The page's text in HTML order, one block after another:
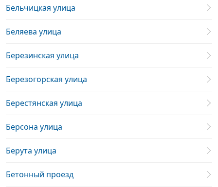
Бельчицкая улица
Беляева улица
Березинская улица
Березогорская улица
Берестянская улица
Берсона улица
Берута улица
Бетонный проезд